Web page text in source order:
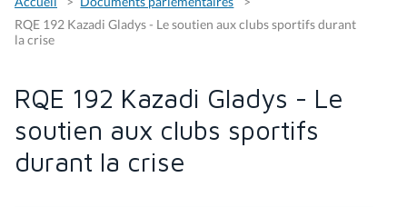
RQE 192 Kazadi Gladys - Le soutien aux clubs sportifs durant
la crise
RQE 192 Kazadi Gladys - Le
soutien aux clubs sportifs
durant la crise